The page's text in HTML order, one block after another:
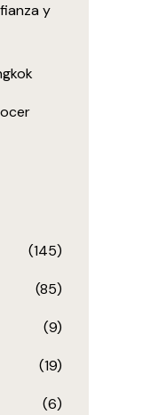
y
(145)
(85)
(9)
(19)
(6)